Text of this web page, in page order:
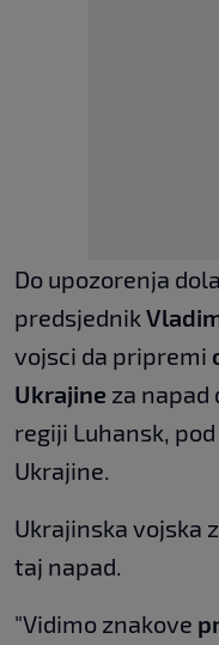
Do upozorenja
predsjednik
vojsci da pripremi
Ukrajine za napad
regiji Luhansk,
Ukrajine.
Ukrajinska vojska
taj napad.
"Vidimo znakove